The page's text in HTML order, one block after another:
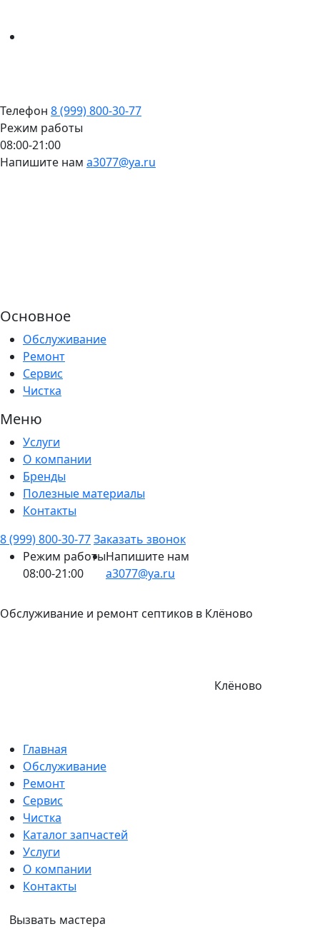
Телефон 8 (999) 800-30-77
Режим работы
08:00-21:00
Напишите нам a3077@ya.ru
Основное
Обслуживание
Ремонт
Сервис
Чистка
Меню
Услуги
О компании
Бренды
Полезные материалы
Контакты
8 (999) 800-30-77Заказать звонок
Режим работы
08:00-21:00
Напишите нам
a3077@ya.ru
Обслуживание и ремонт септиков в Клёново
Клёново
Главная
Обслуживание
Ремонт
Сервис
Чистка
Каталог запчастей
Услуги
О компании
Контакты
Вызвать мастера